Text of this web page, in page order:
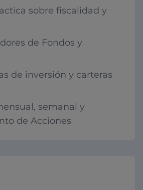
sobre fiscalidad y
de Fondos y
de inversión y carteras
semanal y
de Acciones